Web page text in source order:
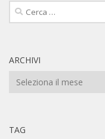
Ricerca
per:
ARCHIVI
Archivi
TAG